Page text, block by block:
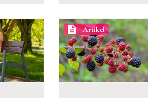
description Artikel